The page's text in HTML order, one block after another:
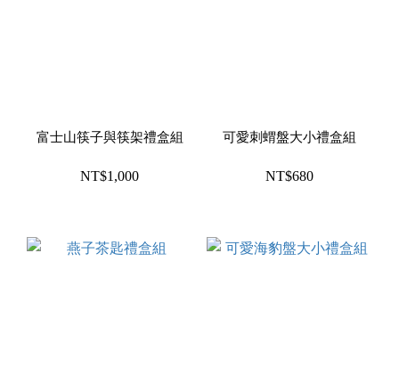
富士山筷子與筷架禮盒組
NT$1,000
可愛刺蝟盤大小禮盒組
NT$680